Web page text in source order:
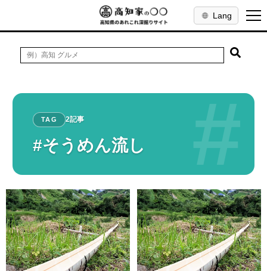
Lang
#
TAG 2記事
#そうめん流し